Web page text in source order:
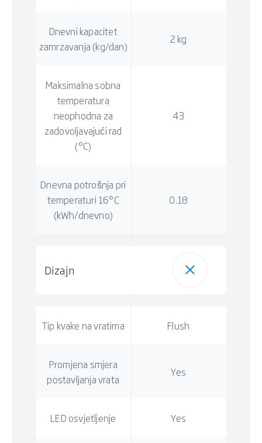
Dnevni kapacitet
zamrzavanja (kg/dan)
2 kg
Maksimalna sobna
temperatura
neophodna za
zadovoljavajući rad
(°C)
43
Dnevna potrošnja pri
temperaturi 16°C
(kWh/dnevno)
0.18
Dizajn
Tip kvake na vratima Flush
Promjena smjera
postavljanja vrata
Yes
LED osvjetljenje Yes